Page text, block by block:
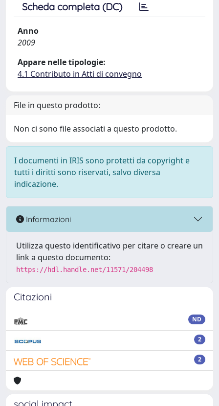
Scheda completa (DC)
Anno
2009
Appare nelle tipologie:
4.1 Contributo in Atti di convegno
File in questo prodotto:
Non ci sono file associati a questo prodotto.
I documenti in IRIS sono protetti da copyright e
tutti i diritti sono riservati, salvo diversa
indicazione.
Informazioni
Utilizza questo identificativo per citare o creare un
link a questo documento:
https://hdl.handle.net/11571/204498
Citazioni
ND
2
2